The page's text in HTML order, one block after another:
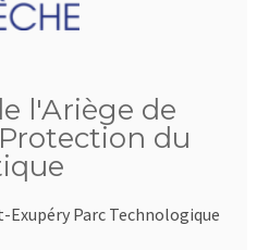
l'Ariège de
du
Exupéry Parc Technologique